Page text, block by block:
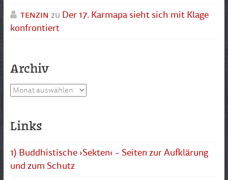
tenzin zu Der 17. Karmapa sieht sich mit Klage
konfrontiert
Archiv
Archiv
Links
1) Buddhistische ›Sekten‹ – Seiten zur Aufklärung
und zum Schutz